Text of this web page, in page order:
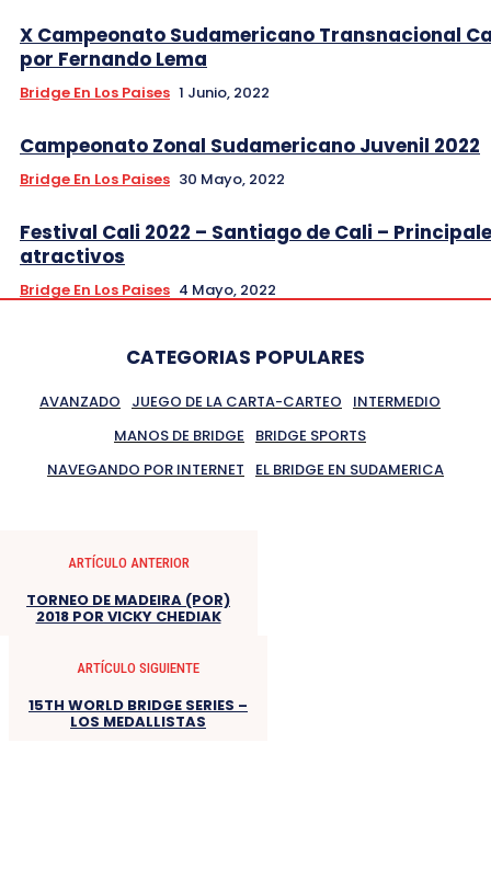
X Campeonato Sudamericano Transnacional
por Fernando Lema
Bridge En Los Paises 1 Junio, 2022
Campeonato Zonal Sudamericano Juvenil 2022
Bridge En Los Paises 30 Mayo, 2022
Festival Cali 2022 – Santiago de Cali –
atractivos
Bridge En Los Paises 4 Mayo, 2022
CATEGORIAS POPULARES
AVANZADO JUEGO DE LA CARTA-CARTEO
INTERMEDIO
MANOS DE BRIDGE
BRIDGE SPORTS
NAVEGANDO POR INTERNET
EL BRIDGE EN SUDAMERICA
ARTÍCULO ANTERIOR
TORNEO DE MADEIRA (POR)
2018 POR VICKY CHEDIAK
ARTÍCULO SIGUIENTE
15TH WORLD BRIDGE SERIES –
LOS MEDALLISTAS